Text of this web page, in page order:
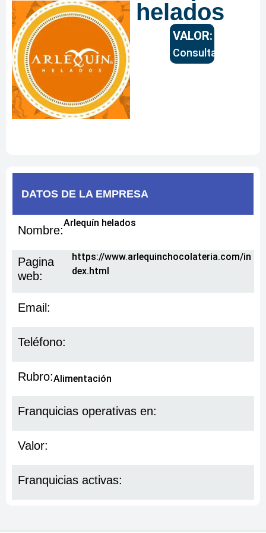
helados
VALOR:
Consultar
DATOS DE LA EMPRESA
Nombre:
Arlequín helados
Pagina
web:
https://www.arlequinchocolateria.com/in
dex.html
Email:
Teléfono:
Rubro:Alimentación
Franquicias operativas en:
Valor:
Franquicias activas: